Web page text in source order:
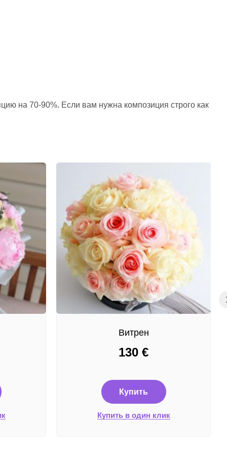
на 70-90%. Если вам нужна композиция строго как
Витрен
130 €
Купить
Купить в один клик